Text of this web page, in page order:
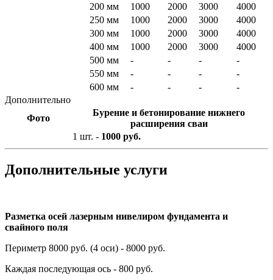
200 мм 1000 2000 3000
4000
250 мм
1000 2000 3000
4000
300 мм
1000 2000 3000
4000
400 мм
1000 2000 3000
4000
500 мм
- - -
-
550 мм
- - -
-
600 мм
- - -
-
Дополнительно
Фото
Бурение и бетонирование нижнего
расширения сваи
1 шт. - 1000 руб.
Дополнительные услуги
Разметка осей лазерным нивелиром фундамента и
свайного поля
Периметр 8000 руб. (4 оси) - 8000 руб.
Каждая последующая ось - 800 руб.